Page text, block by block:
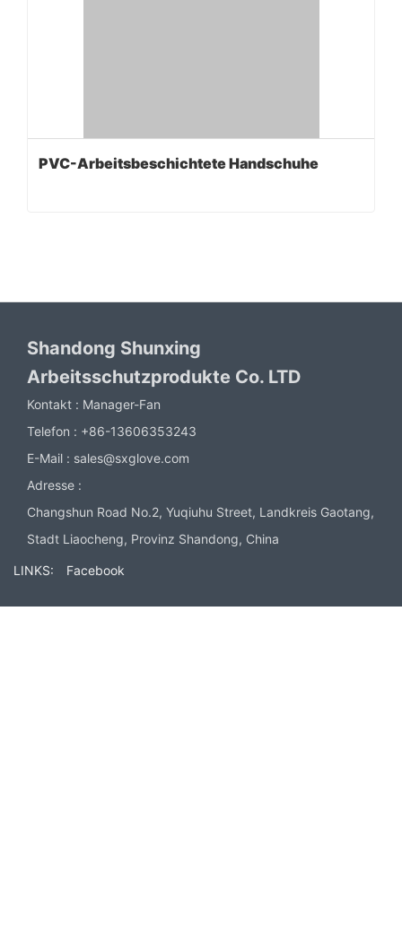
PVC-Arbeitsbeschichtete Handschuhe
Shandong Shunxing
Arbeitsschutzprodukte Co. LTD
Kontakt : Manager-Fan
Telefon : +86-13606353243
E-Mail : sales@sxglove.com
Adresse :
Changshun Road No.2, Yuqiuhu Street, Landkreis Gaotang,
Stadt Liaocheng, Provinz Shandong, China
LINKS: Facebook